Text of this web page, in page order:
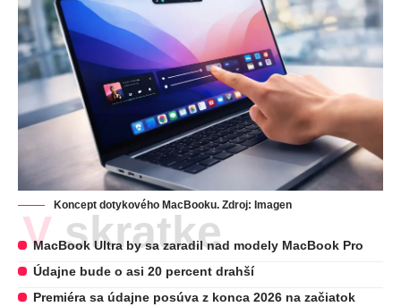
Koncept dotykového MacBooku. Zdroj: Imagen
V skratke
MacBook Ultra by sa zaradil nad modely MacBook Pro
Údajne bude o asi 20 percent drahší
Premiéra sa údajne posúva z konca 2026 na začiatok